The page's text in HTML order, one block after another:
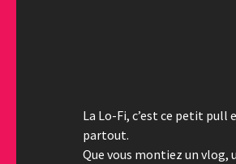
La Lo-Fi, c’est ce petit pull
partout.
Que vous montiez un